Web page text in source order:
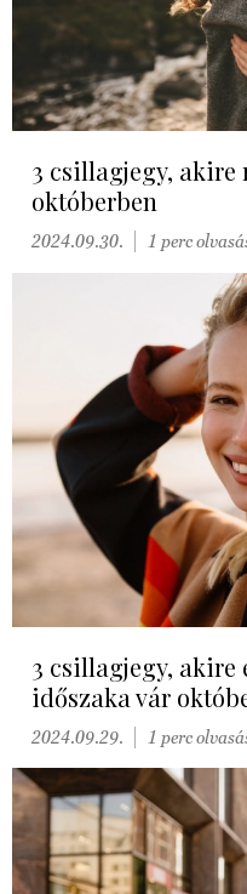
3 csillagjegy, akire
októberben
2024.09.30. 1 perc
3 csillagjegy, akire
időszaka vár
2024.09.29. 1 perc